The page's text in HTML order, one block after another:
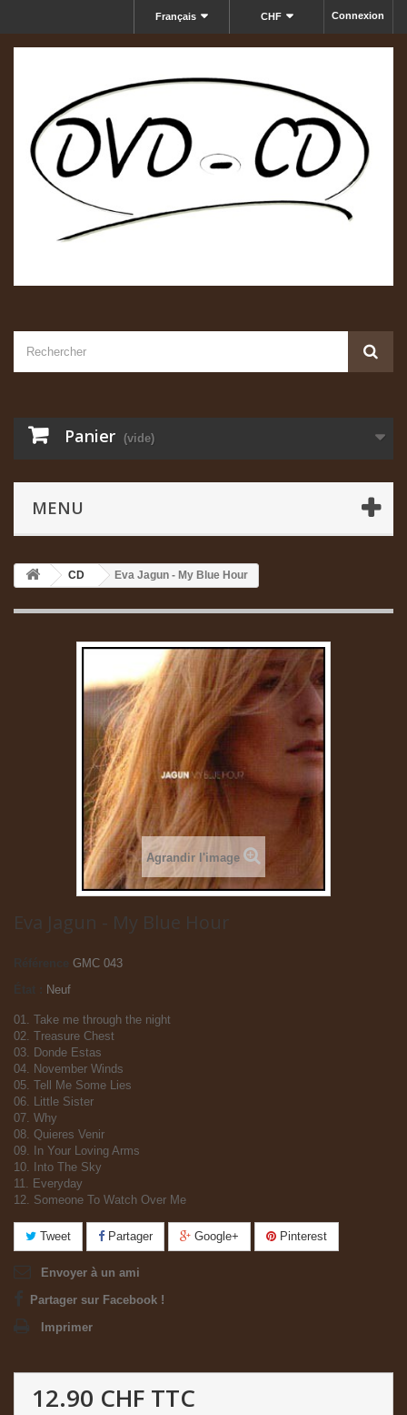
Connexion
CHF
Français
Panier (vide)
MENU
CD Eva Jagun - My Blue Hour
Agrandir l'image
Eva Jagun - My Blue Hour
Référence
GMC 043
Neuf
01. Take me through the night
02. Treasure Chest
03. Donde Estas
04. November Winds
05. Tell Me Some Lies
06. Little Sister
07. Why
08. Quieres Venir
09. In Your Loving Arms
10. Into The Sky
11. Everyday
12. Someone To Watch Over Me
Tweet Partager Google+ Pinterest
Envoyer à un ami
Partager sur Facebook !
Imprimer
12.90 CHF TTC